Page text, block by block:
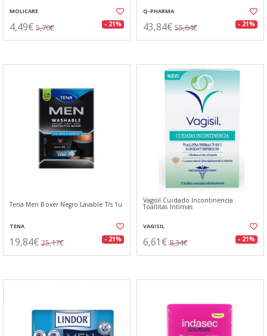
MOLICARE
4,49€ 5,70€ - 21%
Q-PHARMA
43,84€ 55,64€ - 21%
Tena Men Boxer Negro Lavable T/s 1u
TENA
19,84€ 25,17€ - 21%
Vagisil Cuidado Incontinencia
Toallitas Intimas
VAGISIL
6,61€ 8,34€ - 21%